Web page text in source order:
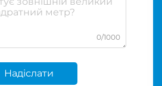
0/1000
Надіслати